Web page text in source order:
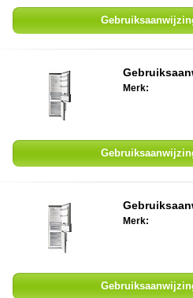
Merk:
Merk: